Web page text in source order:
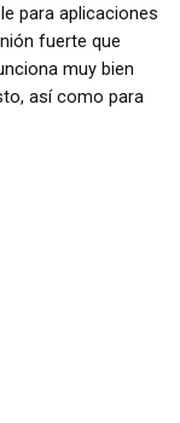
para aplicaciones
fuerte que
muy bien
así como para